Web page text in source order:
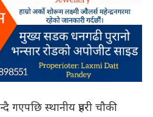
गएपछि स्थानीय प्रहरी चौकी